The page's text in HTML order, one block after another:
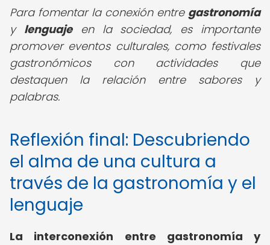
Para fomentar la conexión entre gastronomía
y lenguajeen la sociedad, es importante
promover eventos culturales, como festivales
gastronómicos con actividades que
destaquen la relación entre sabores y
palabras.
Reflexión final: Descubriendo
el alma de una cultura a
través de la gastronomía y el
lenguaje
La interconexión entre gastronomía y